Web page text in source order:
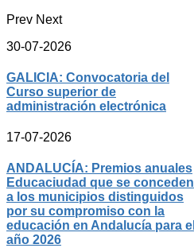
Prev Next
30-07-2026
GALICIA: Convocatoria del
Curso superior de
administración electrónica
17-07-2026
ANDALUCÍA: Premios anuales
Educaciudad que se conceden
a los municipios distinguidos
por su compromiso con la
educación en Andalucía para el
año 2026